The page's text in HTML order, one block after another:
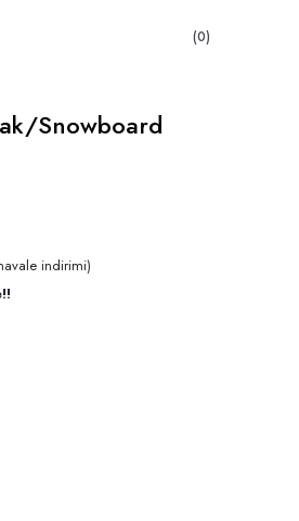
(0)
Snowboard
indirimi)